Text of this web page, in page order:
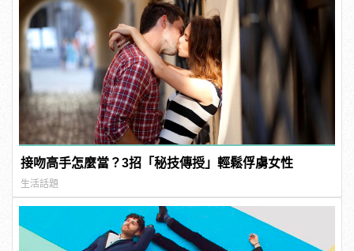
接吻高手怎麼當？3招「秘技傳授」輕鬆俘虜女性
生活話題